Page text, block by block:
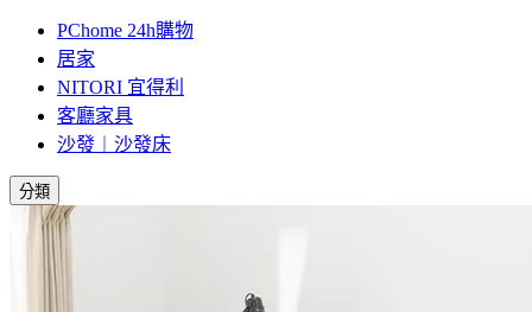
PChome 24h購物
居家
NITORI 宜得利
客廳家具
沙發︱沙發床
分類